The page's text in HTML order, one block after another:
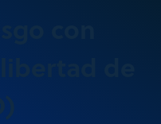
con
de